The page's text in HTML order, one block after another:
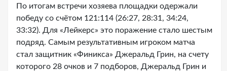
По итогам встречи хозяева площадки одержали
победу со счётом 121:114 (26:27, 28:31, 34:24,
33:32). Для «Лейкерс» это поражение стало шестым
подряд. Самым результативным игроком матча
стал защитник «Финикса» Джеральд Грин, на счету
которого 28 очков и 7 подборов, Джеральд Грин и